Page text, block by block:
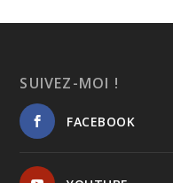
SUIVEZ-MOI !
FACEBOOK